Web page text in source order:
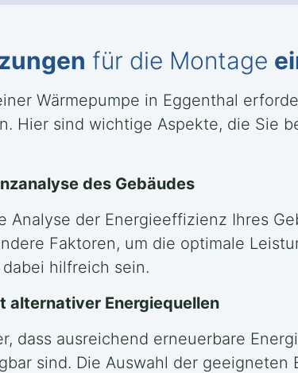
für die Montage
Wärmepumpe in Eggenthal
Hier sind wichtige Aspekte, die Sie
des Gebäudes
Analyse der Energieeffizienz Ihres
Faktoren, um die optimale
hilfreich sein.
alternativer Energiequellen
dass ausreichend erneuerbare
sind. Die Auswahl der